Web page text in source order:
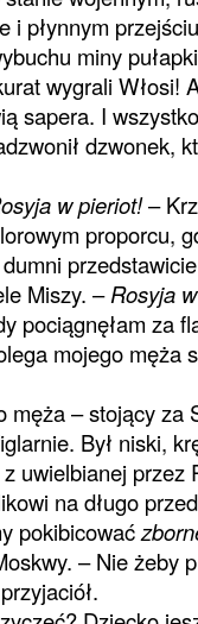
i płynnym
miny
wygrali Włosi!
sapera. I
dzwonek,
w pieriot!–
proporcu,
Miszy. –Rosyja
pociągnęłam za
mojego męża
męża – stojący za
Był niski,
uwielbianej przez
na długo
pokibicować
– Nie żeby